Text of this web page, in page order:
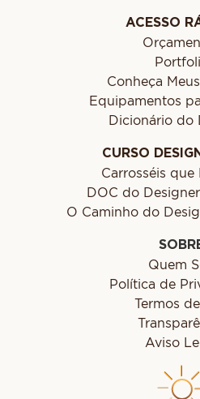
ACESSO
Conheça
Equipamentos
Dicionário do
CURSO
Carrosséis que
DOC do
O Caminho do
Quem
Política de
Termos
Aviso